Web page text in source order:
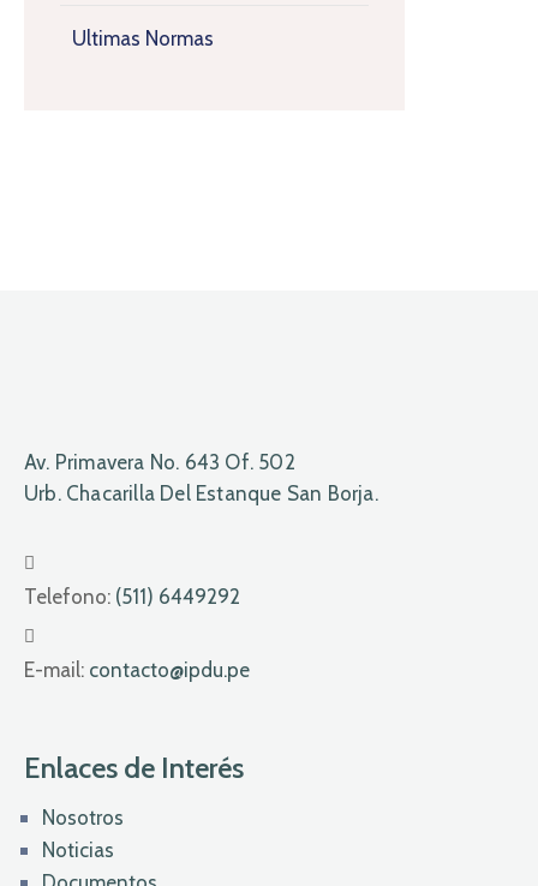
Ultimas Normas
Av. Primavera No. 643 Of. 502
Urb. Chacarilla Del Estanque San Borja.
Telefono: (511) 6449292
E-mail: contacto@ipdu.pe
Enlaces de Interés
Nosotros
Noticias